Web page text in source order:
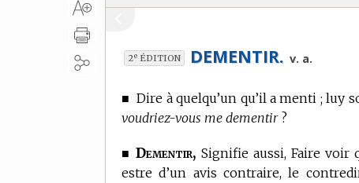
2e ÉDITION DEMENTIR. v. a.
■Dire à quelqu’un qu’il a menti ; luy
voudriez-vous me dementir?
■Dementir, Signifie aussi, Faire voir
estre d’un avis contraire, le